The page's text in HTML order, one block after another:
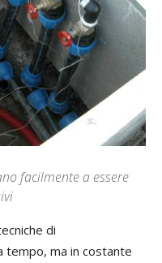
facilmente a essere
di
tempo, ma in costante